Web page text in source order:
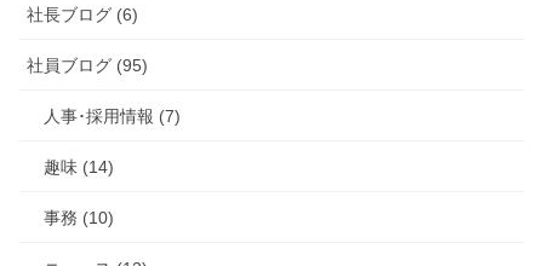
社長ブログ (6)
社員ブログ (95)
人事･採用情報 (7)
趣味 (14)
事務 (10)